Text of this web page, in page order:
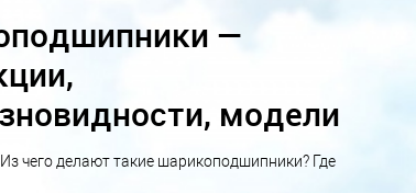
—
модели
чего делают такие шарикоподшипники? Где